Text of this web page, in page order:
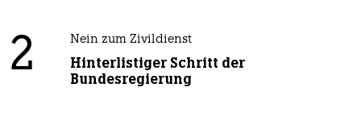
2 Nein zum Zivildienst
Hinterlistiger Schritt der
Bundesregierung